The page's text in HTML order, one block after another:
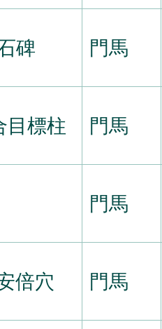
碑 門馬
目標柱 門馬
門馬
倍穴 門馬